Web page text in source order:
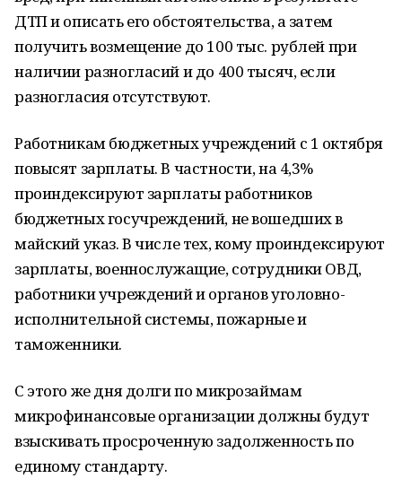
ДТП и описать его обстоятельства, а затем
получить возмещение до 100 тыс. рублей при
наличии разногласий и до 400 тысяч, если
разногласия отсутствуют.
Работникам бюджетных учреждений с 1 октября
повысят зарплаты. В частности, на 4,3%
проиндексируют зарплаты работников
бюджетных госучреждений, не вошедших в
майский указ. В числе тех, кому проиндексируют
зарплаты, военнослужащие, сотрудники ОВД,
работники учреждений и органов уголовно-
исполнительной системы, пожарные и
таможенники.
С этого же дня долги по микрозаймам
микрофинансовые организации должны будут
взыскивать просроченную задолженность по
единому стандарту.